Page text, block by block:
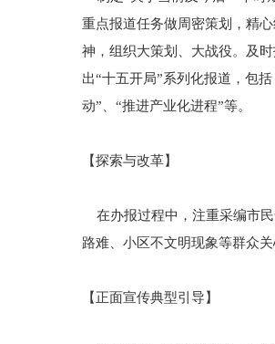
重点报道任务做周密策划，精
神，组织大策划、大战役。及
出“十五开局”系列化报道，包
动”、“推进产业化进程”等。
【探索与改革】
在办报过程中，注重采编市民
路难、小区不文明现象等群众
【正面宣传典型引导】